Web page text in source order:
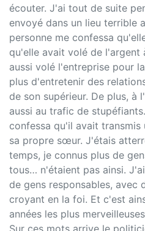
écouter. J'ai tout de suite
envoyé dans un lieu terrible
personne me confessa
qu'elle avait volé de l'argent
aussi volé l'entreprise pour
plus d'entretenir des
de son supérieur. De plus, à
aussi au trafic de
confessa qu'il avait transmis
sa propre sœur. J'étais
temps, je connus plus de
tous… n'étaient pas ainsi.
de gens responsables, avec
croyant en la foi. Et c'est
années les plus
Sur ces mots arrive le